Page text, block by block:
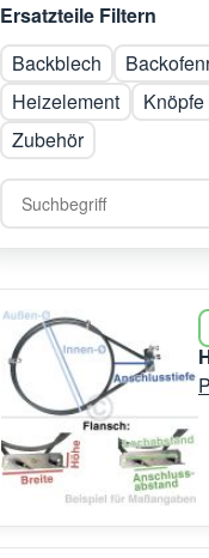
Ersatzteile Filtern
Backblech
Heizelement
Knöpfe
Zubehör